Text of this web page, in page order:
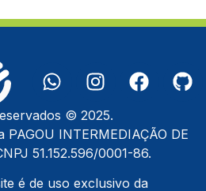
© 2025.
INTERMEDIAÇÃO DE
51.152.596/0001-86.
é de uso exclusivo da